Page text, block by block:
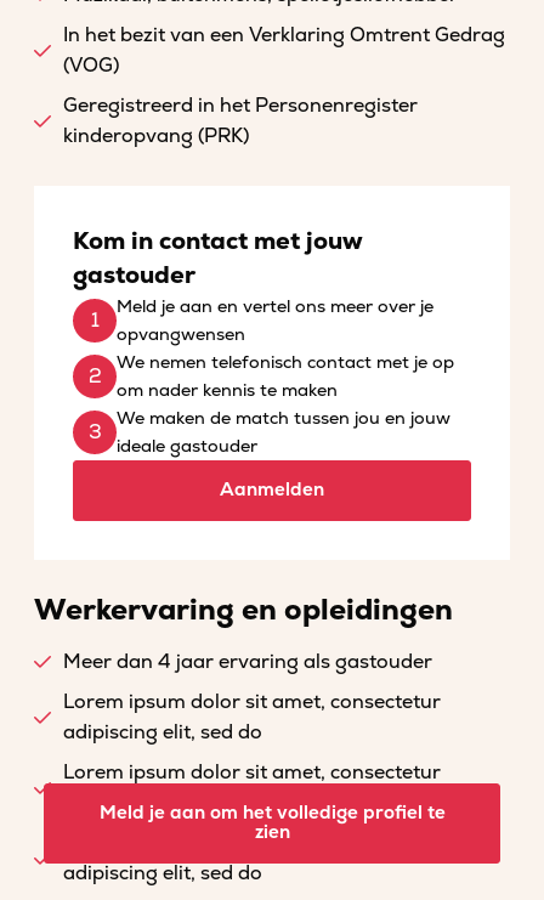
In het bezit van een Verklaring Omtrent Gedrag
(VOG)
Geregistreerd in het Personenregister
kinderopvang (PRK)
Kom in contact met jouw
gastouder
Meld je aan en vertel ons meer over je
opvangwensen
We nemen telefonisch contact met je op
om nader kennis te maken
We maken de match tussen jou en jouw
ideale gastouder
Aanmelden
Werkervaring en opleidingen
Meer dan 4 jaar ervaring als gastouder
Lorem ipsum dolor sit amet, consectetur
adipiscing elit, sed do
Lorem ipsum dolor sit amet, consectetur
adipiscing elit, sed do
Lorem ipsum dolor sit amet, consectetur
adipiscing elit, sed do
Meld je aan om het volledige profiel te
zien